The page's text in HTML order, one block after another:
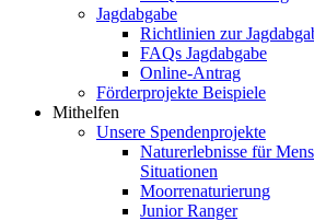
Jagdabgabe
Richtlinien zur
FAQs Jagdabgabe
Online-Antrag
Förderprojekte Beispiele
Mithelfen
Unsere Spendenprojekte
Naturerlebnisse für
Situationen
Moorrenaturierung
Junior Ranger